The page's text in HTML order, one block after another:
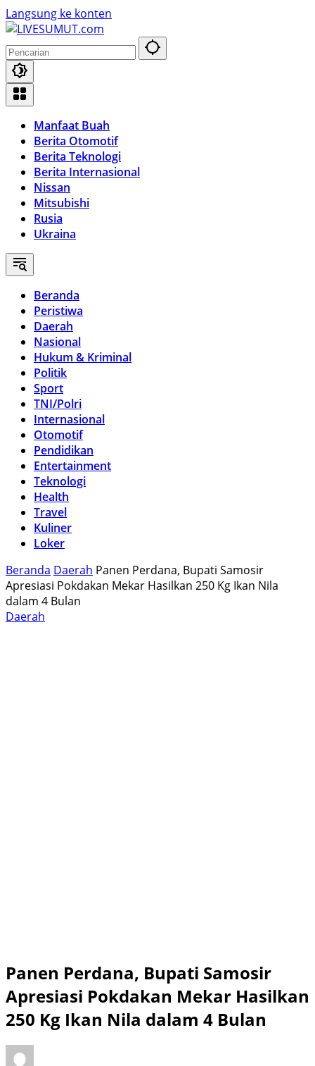
Langsung ke konten
Manfaat Buah
Berita Otomotif
Berita Teknologi
Berita Internasional
Nissan
Mitsubishi
Rusia
Ukraina
Beranda
Peristiwa
Daerah
Nasional
Hukum & Kriminal
Politik
Sport
TNI/Polri
Internasional
Otomotif
Pendidikan
Entertainment
Teknologi
Health
Travel
Kuliner
Loker
Beranda Daerah Panen Perdana, Bupati Samosir
Apresiasi Pokdakan Mekar Hasilkan 250 Kg Ikan Nila
dalam 4 Bulan
Daerah
Panen Perdana, Bupati Samosir
Apresiasi Pokdakan Mekar Hasilkan
250 Kg Ikan Nila dalam 4 Bulan